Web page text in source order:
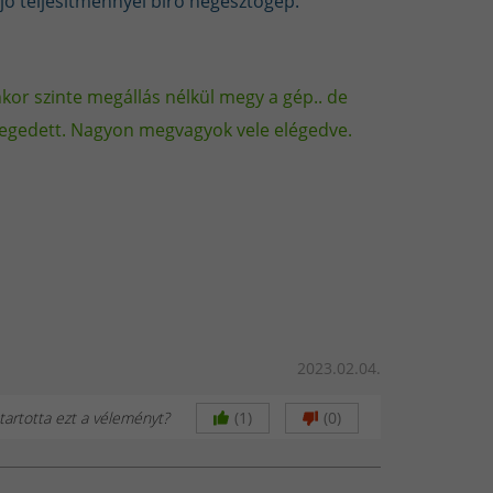
(FCAW) és
gázokkal
polaritással
szinte megállás nélkül megy a gép.. de
Nagyon megvagyok vele elégedve.
2023.02.04.
ezt a véleményt? (1) (0)